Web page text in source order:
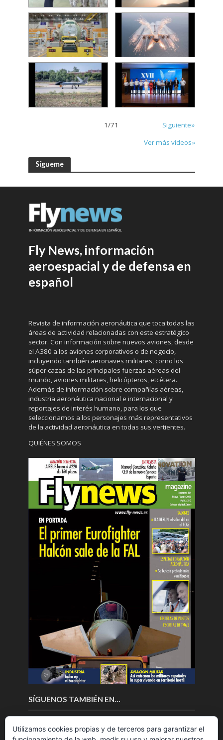
1/71
Siguiente»
Ver más vídeos»
Sígueme
Fly News, información
aeroespacial y de defensa en
español
Revista de información aeronáutica que toca todas las
áreas de actividad relacionadas con este estratégico
sector. Con información sobre nuevos aviones, desde
el A380 a los aviones corporativos o de negocio,
incluyendo también aeronaves militares, como los
súper cazas de las principales fuerzas aéreas del
mundo, aviones militares, helicópteros, etcétera.
Además de información sobre compañías aéreas,
industria aeronáutica nacional e internacional y
reportajes de interés humano, para los que
seleccionamos a los personajes más representativos
de la actividad aeronáutica en todas sus vertientes.
QUIÉNES SOMOS
SÍGUENOS TAMBIÉN EN…
Utilizamos cookies propias y de terceros para garantizar el